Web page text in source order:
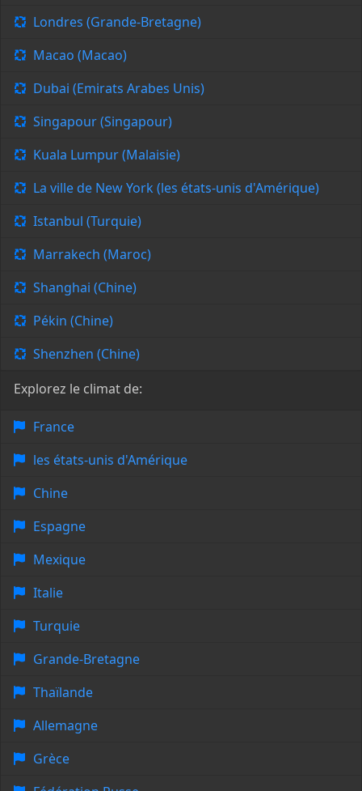
Londres (Grande-Bretagne)
Macao (Macao)
Dubai (Emirats Arabes Unis)
Singapour (Singapour)
Kuala Lumpur (Malaisie)
La ville de New York (les états-unis d'Amérique)
Istanbul (Turquie)
Marrakech (Maroc)
Shanghai (Chine)
Pékin (Chine)
Shenzhen (Chine)
Explorez le climat de:
France
les états-unis d'Amérique
Chine
Espagne
Mexique
Italie
Turquie
Grande-Bretagne
Thaïlande
Allemagne
Grèce